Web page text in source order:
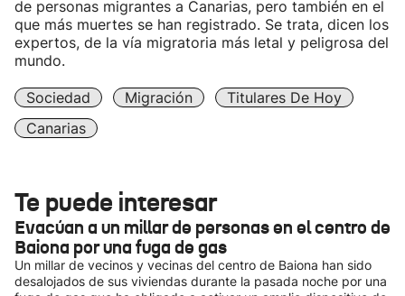
de personas migrantes a Canarias, pero también en el
que más muertes se han registrado. Se trata, dicen los
expertos, de la vía migratoria más letal y peligrosa del
mundo.
Sociedad Migración
Titulares De Hoy
Canarias
Te puede interesar
Evacúan a un millar de personas en el centro de
Baiona por una fuga de gas
Un millar de vecinos y vecinas del centro de Baiona han sido
desalojados de sus viviendas durante la pasada noche por una